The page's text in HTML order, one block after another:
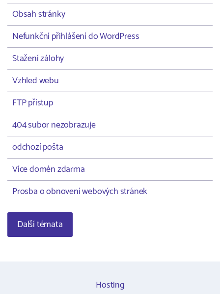
Obsah stránky
Nefunkční přihlášení do WordPress
Stažení zálohy
Vzhled webu
FTP přístup
404 subor nezobrazuje
odchozí pošta
Více domén zdarma
Prosba o obnovení webových stránek
Další témata
Hosting